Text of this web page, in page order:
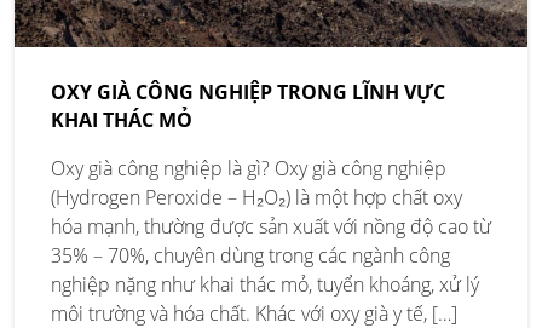
OXY GIÀ CÔNG NGHIỆP TRONG LĨNH VỰC
KHAI THÁC MỎ
Oxy già công nghiệp là gì? Oxy già công nghiệp
(Hydrogen Peroxide – H₂O₂) là một hợp chất oxy
hóa mạnh, thường được sản xuất với nồng độ cao từ
35% – 70%, chuyên dùng trong các ngành công
nghiệp nặng như khai thác mỏ, tuyển khoáng, xử lý
môi trường và hóa chất. Khác với oxy già y tế, […]